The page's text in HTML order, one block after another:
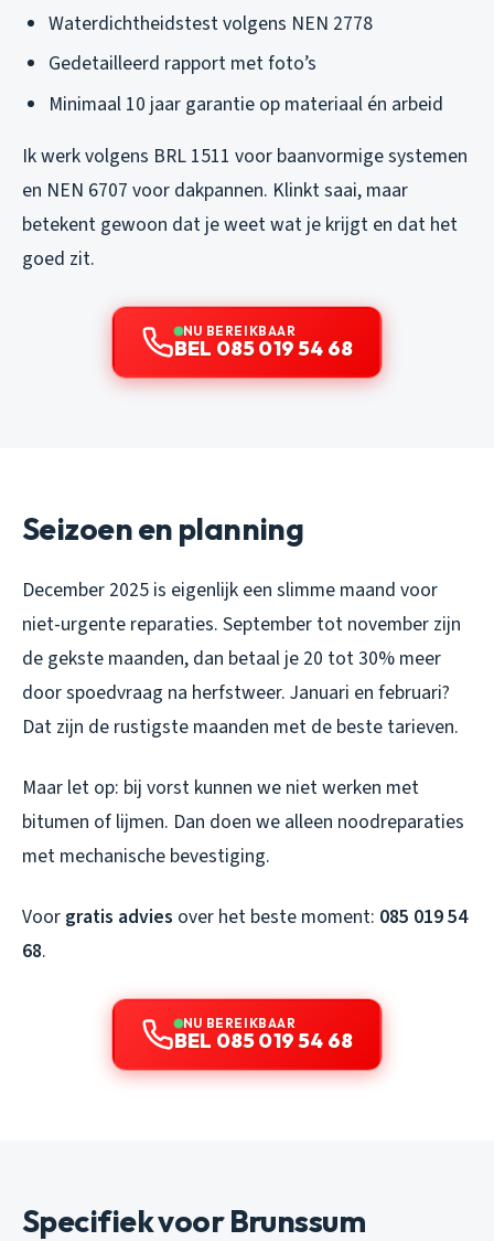
Waterdichtheidstest volgens NEN 2778
Gedetailleerd rapport met foto’s
Minimaal 10 jaar garantie op materiaal én arbeid
Ik werk volgens BRL 1511 voor baanvormige systemen
en NEN 6707 voor dakpannen. Klinkt saai, maar
betekent gewoon dat je weet wat je krijgt en dat het
goed zit.
NU BEREIKBAAR
BEL 085 019 54 68
Seizoen en planning
December 2025 is eigenlijk een slimme maand voor
niet-urgente reparaties. September tot november zijn
de gekste maanden, dan betaal je 20 tot 30% meer
door spoedvraag na herfstweer. Januari en februari?
Dat zijn de rustigste maanden met de beste tarieven.
Maar let op: bij vorst kunnen we niet werken met
bitumen of lijmen. Dan doen we alleen noodreparaties
met mechanische bevestiging.
Voor gratis advies over het beste moment: 085 019 54
68.
NU BEREIKBAAR
BEL 085 019 54 68
Specifiek voor Brunssum